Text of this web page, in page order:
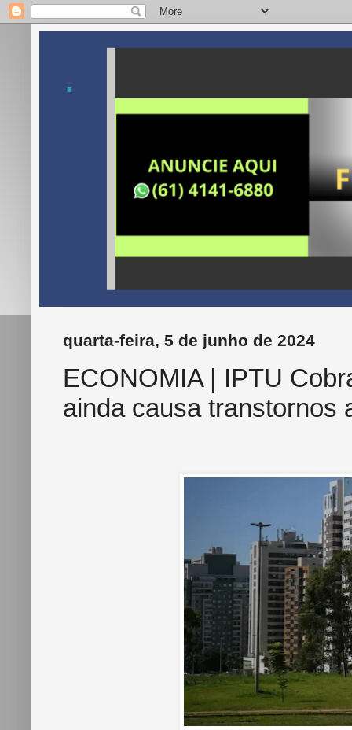
.
quarta-feira, 5 de junho de 2024
ECONOMIA | IPTU
ainda causa transtornos